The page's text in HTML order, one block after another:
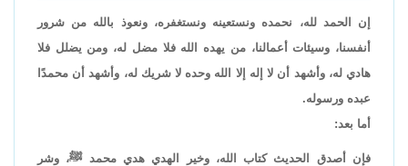
إن الحمد لله، نحمده ونستعينه ونستغفره، ونعوذ بالله من شرور
أنفسنا، وسيئات أعمالنا، من يهده الله فلا مضل له، ومن يضلل فلا
هادي له، وأشهد أن لا إله إلا الله وحده لا شريك له، وأشهد أن محمدًا
عبده ورسوله.
أما بعد:
فإن أصدق الحديث كتاب الله، وخير الهدي هدي محمد ﷺ، وشر